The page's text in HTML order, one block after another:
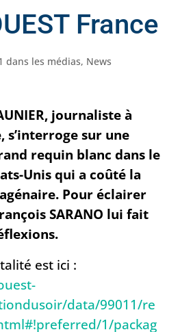
France
dans les médias, News
journaliste à
s’interroge sur une
requin blanc dans le
Unis qui a coûté la
Pour éclairer
SARANO lui fait
est ici :
data/99011/re
1/packag